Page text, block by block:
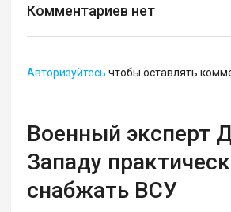
Комментариев нет
Авторизуйтесь чтобы оставлять
Военный эксперт
Западу
снабжать ВСУ